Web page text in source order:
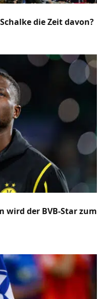
die Zeit davon?
wird der BVB-Star zum